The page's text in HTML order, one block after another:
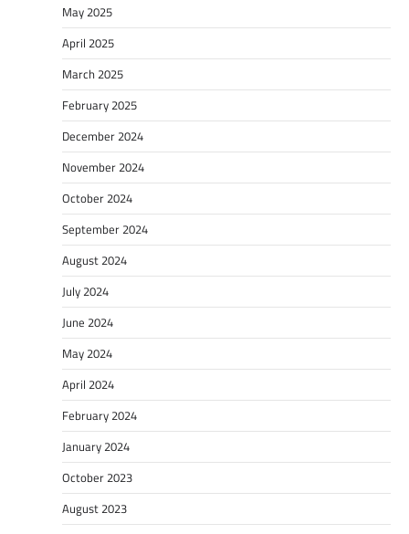
May 2025
April 2025
March 2025
February 2025
December 2024
November 2024
October 2024
September 2024
August 2024
July 2024
June 2024
May 2024
April 2024
February 2024
January 2024
October 2023
August 2023